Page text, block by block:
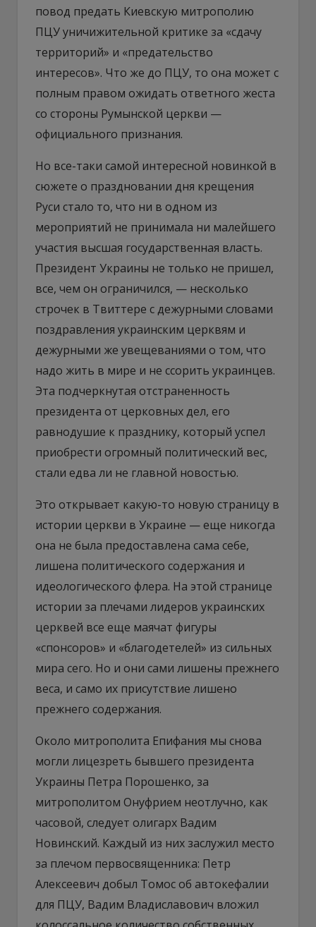
повод предать Киевскую митрополию
ПЦУ уничижительной критике за «сдачу
территорий» и «предательство
интересов». Что же до ПЦУ, то она может с
полным правом ожидать ответного жеста
со стороны Румынской церкви —
официального признания.
Но все-таки самой интересной новинкой в
сюжете о праздновании дня крещения
Руси стало то, что ни в одном из
мероприятий не принимала ни малейшего
участия высшая государственная власть.
Президент Украины не только не пришел,
все, чем он ограничился, — несколько
строчек в Твиттере с дежурными словами
поздравления украинским церквям и
дежурными же увещеваниями о том, что
надо жить в мире и не ссорить украинцев.
Эта подчеркнутая отстраненность
президента от церковных дел, его
равнодушие к празднику, который успел
приобрести огромный политический вес,
стали едва ли не главной новостью.
Это открывает какую-то новую страницу в
истории церкви в Украине — еще никогда
она не была предоставлена сама себе,
лишена политического содержания и
идеологического флера. На этой странице
истории за плечами лидеров украинских
церквей все еще маячат фигуры
«спонсоров» и «благодетелей» из сильных
мира сего. Но и они сами лишены прежнего
веса, и само их присутствие лишено
прежнего содержания.
Около митрополита Епифания мы снова
могли лицезреть бывшего президента
Украины Петра Порошенко, за
митрополитом Онуфрием неотлучно, как
часовой, следует олигарх Вадим
Новинский. Каждый из них заслужил место
за плечом первосвященника: Петр
Алексеевич добыл Томос об автокефалии
для ПЦУ, Вадим Владиславович вложил